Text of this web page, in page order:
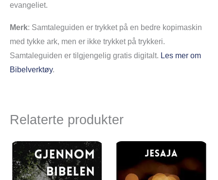
evangeliet.
Merk: Samtaleguiden er trykket på en bedre kopimaskin
med tykke ark, men er ikke trykket på trykkeri.
Samtaleguiden er tilgjengelig gratis digitalt. Les mer om
Bibelverktøy.
Relaterte produkter